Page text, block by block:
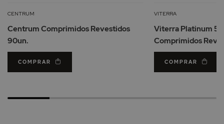
Lista
Desejos
CENTRUM
Centrum Comprimidos Revestidos
90un.
COMPRAR
VITERRA
Viterra Platinum
Comprimidos
COMPRAR